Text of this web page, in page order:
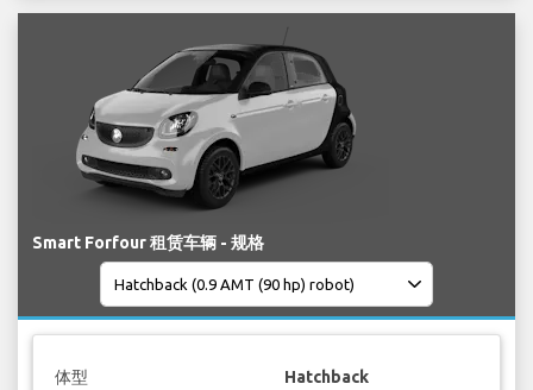
Smart Forfour 租赁车辆 - 规格
体型 Hatchback